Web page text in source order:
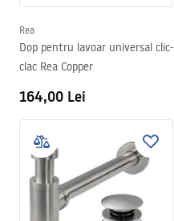
Rea
Dop pentru lavoar universal clic-
clac Rea Copper
164,00 Lei